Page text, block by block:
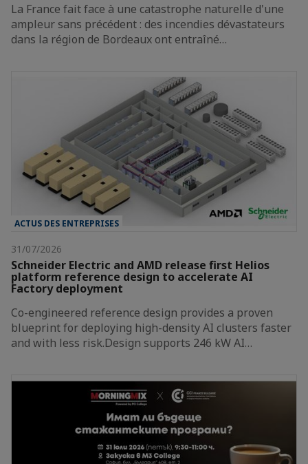
La France fait face à une catastrophe naturelle d'une
ampleur sans précédent : des incendies dévastateurs
dans la région de Bordeaux ont entraîné…
ACTUS DES ENTREPRISES
31/07/2026
Schneider Electric and AMD release first Helios
platform reference design to accelerate AI
Factory deployment
Co-engineered reference design provides a proven
blueprint for deploying high-density AI clusters faster
and with less risk.Design supports 246 kW AI…